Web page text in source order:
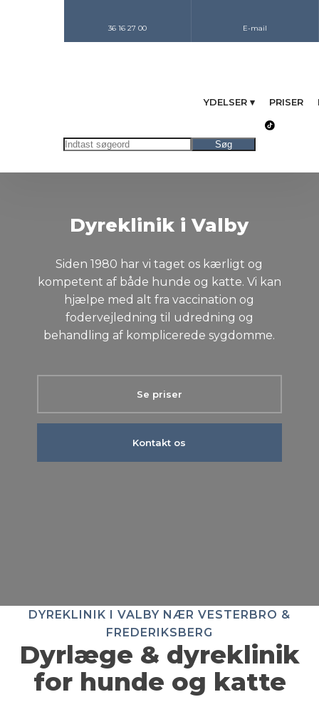
36 16 27 00 E-mail
YDELSER ▾ PRISER
Dyreklinik i Valby
Siden 1980 har vi taget os kærligt og
kompetent af både hunde og katte. Vi kan
hjælpe med alt fra vaccination og
fodervejledning til udredning og
behandling af komplicerede sygdomme.
Se priser
Kontakt os
DYREKLINIK I VALBY NÆR VESTERBRO &
FREDERIKSBERG​
Dyrlæge & dyreklinik
for hunde og katte